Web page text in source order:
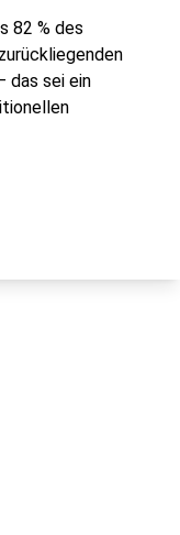
82 % des
das sei ein